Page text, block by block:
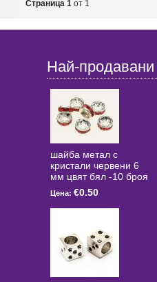
Страница 1 от 1
Най-продавани
шайба метал с
кристали червени 6
мм цвят бял -10 броя
Цена: €0.50